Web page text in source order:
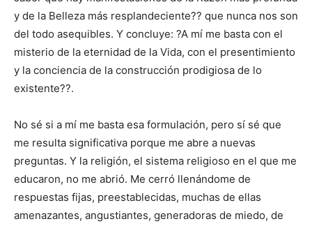
y de la Belleza más resplandeciente?? que nunca nos son
del todo asequibles. Y concluye: ?A mí me basta con el
misterio de la eternidad de la Vida, con el presentimiento
y la conciencia de la construcción prodigiosa de lo
existente??.
No sé si a mí me basta esa formulación, pero sí sé que
me resulta significativa porque me abre a nuevas
preguntas. Y la religión, el sistema religioso en el que me
educaron, no me abrió. Me cerró llenándome de
respuestas fijas, preestablecidas, muchas de ellas
amenazantes, angustiantes, generadoras de miedo, de